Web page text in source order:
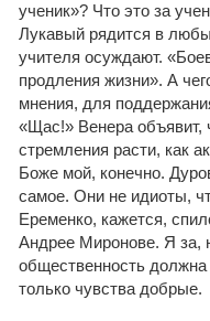
ученик»? Что это за
Лукавый рядится в
учителя осуждают.
продления жизни». А
мнения, для
«Щас!» Венера объявит,
стремления расти, как
Боже мой, конечно.
самое. Они не идиоты,
Еременко, кажется,
Андрее Миронове. Я за,
общественность
только чувства добрые.